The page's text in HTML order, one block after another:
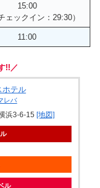
15:00
ェックイン：29:30）
11:00
!!／
ホテル
レバ
浜3-6-15[地図]
ル